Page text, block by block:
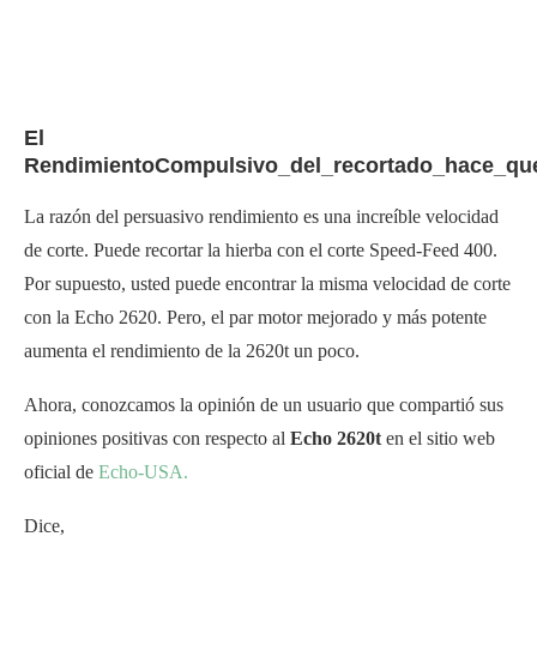
El
La razón del persuasivo rendimiento es una increíble velocidad
de corte. Puede recortar la hierba con el corte Speed-Feed 400.
Por supuesto, usted puede encontrar la misma velocidad de corte
con la Echo 2620. Pero, el par motor mejorado y más potente
aumenta el rendimiento de la 2620t un poco.
Ahora, conozcamos la opinión de un usuario que compartió sus
opiniones positivas con respecto al Echo 2620t en el sitio web
oficial de Echo-USA.
Dice,